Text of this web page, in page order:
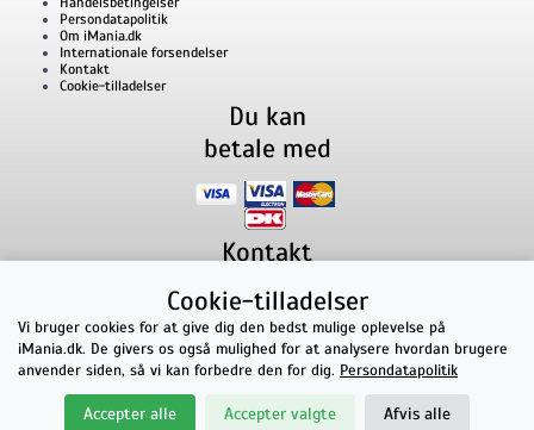
Persondatapolitik
Om iMania.dk
Internationale forsendelser
Kontakt
Cookie-tilladelser
Du kan
betale med
Kontakt
Lillevorde Kær 29280 Storvorde
CVR nummer: 33182805 | E-mail: kontakt@imania.dk
Telefon:+45 23618990
Topkarakter hos kunderne!
på Facebook
Cookie-tilladelser
Vi bruger cookies for at give dig den bedst mulige oplevelse på
iMania.dk. De givers os også mulighed for at analysere hvordan brugere
anvender siden, så vi kan forbedre den for dig. Persondatapolitik
Accepter alle Accepter valgte Afvis alle